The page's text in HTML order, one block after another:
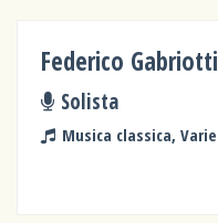
Federico Gabriotti
Solista
Musica classica, Varie